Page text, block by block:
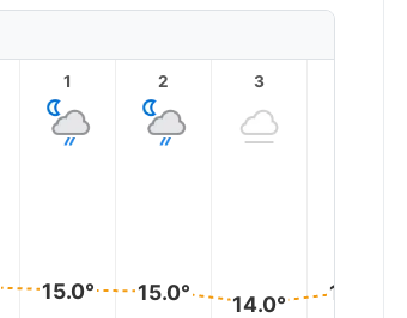
1
15.0°
2
15.0°
3
14.0° 15.0°